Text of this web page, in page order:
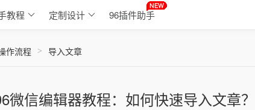
教程 定制设计 96插件助手
作流程 > 导入文章
微信编辑器教程：如何快速导入文章